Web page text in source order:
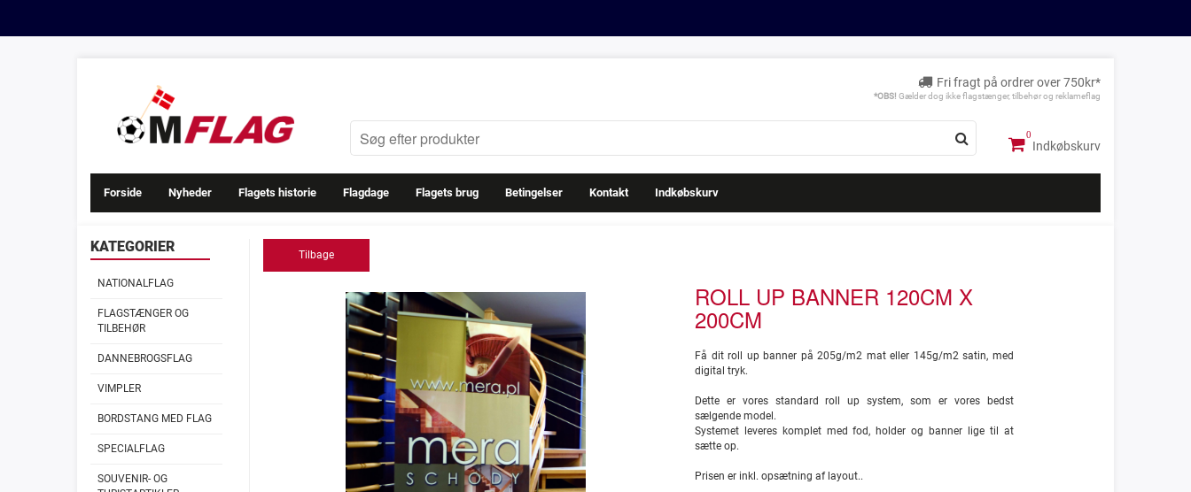
Fri fragt på ordrer over 750kr*
*OBS! Gælder dog ikke flagstænger, tilbehør og reklameflag
Indkøbskurv
Forside Nyheder Flagets historie Flagdage Flagets brug Betingelser Kontakt Indkøbskurv
KATEGORIER
NATIONALFLAG
FLAGSTÆNGER OG
TILBEHØR
DANNEBROGSFLAG
VIMPLER
BORDSTANG MED FLAG
SPECIALFLAG
SOUVENIR- OG
Tilbage
ROLL UP BANNER 120CM X
200CM
Få dit roll up banner på 205g/m2 mat eller 145g/m2 satin, med
digital tryk.
Dette er vores standard roll up system, som er vores bedst
sælgende model.
Systemet leveres komplet med fod, holder og banner lige til at
sætte op.
Prisen er inkl. opsætning af layout..